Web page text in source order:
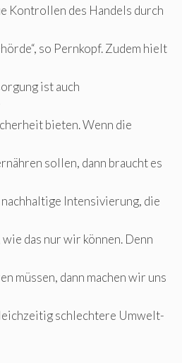
Kontrollen des Handels durch
so Pernkopf. Zudem hielt
ist auch
bieten. Wenn die
sollen, dann braucht es
Intensivierung, die
das nur wir können. Denn
müssen, dann machen wir uns
schlechtere Umwelt-